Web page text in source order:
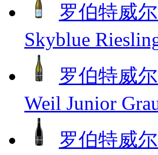
罗伯特威
Skyblue
罗伯特威
Weil Junior
罗伯特威